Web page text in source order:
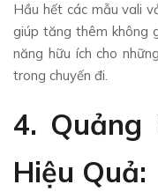
Hầu hết các mẫu vali
giúp tăng thêm không
năng hữu ích cho
trong chuyến đi.
4. Quảng
Hiệu Quả: